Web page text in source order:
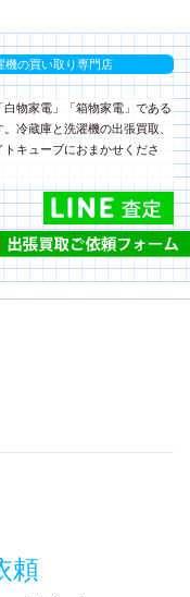
機の買い取り専門店
物家電」「箱物家電」である
冷蔵庫と洗濯機の出張買取、
キューブにおまかせくださ
頼